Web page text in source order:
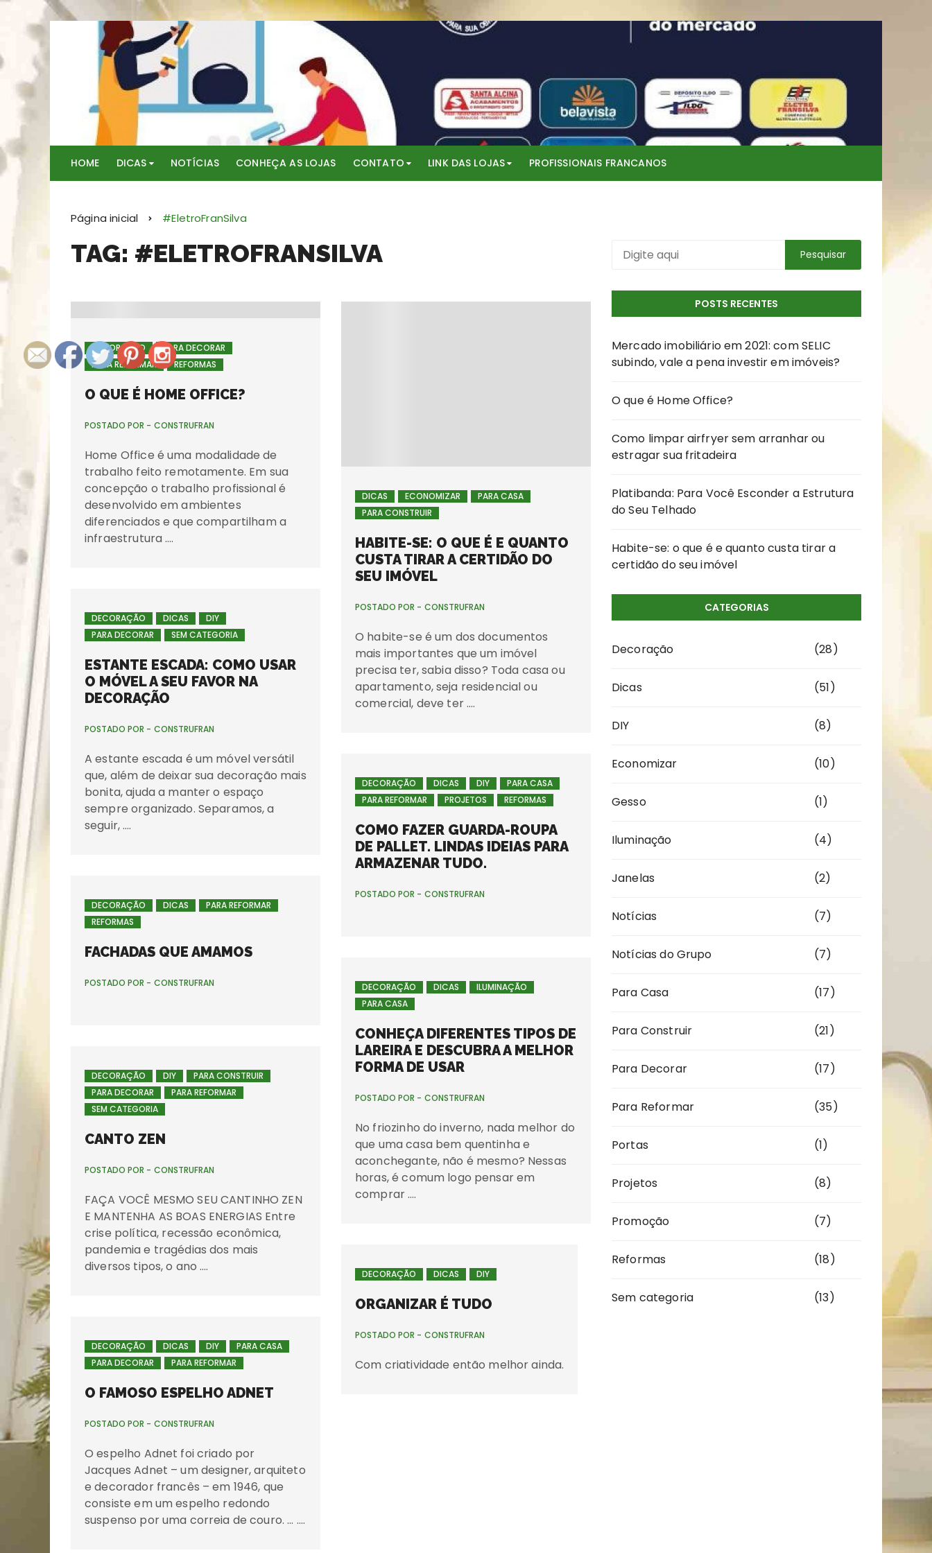
conteúdo
TUDO PARA SUA CONSTRUÇÃO
HOME DICAS NOTÍCIAS CONHEÇA AS LOJAS CONTATO LINK DAS LOJAS PROFISSIONAIS FRANCANOS
Página inicial #EletroFranSilva
TAG: #ELETROFRANSILVA
DECORAÇÃO
PARA DECORAR
PARA REFORMAR
REFORMAS
O QUE É HOME OFFICE?
POSTADO POR - CONSTRUFRAN
Home Office é uma modalidade de
trabalho feito remotamente. Em sua
concepção o trabalho profissional é
desenvolvido em ambientes
diferenciados e que compartilham a
infraestrutura ….
DICAS ECONOMIZAR
PARA CASA
PARA CONSTRUIR
HABITE-SE: O QUE É E QUANTO
CUSTA TIRAR A CERTIDÃO DO
SEU IMÓVEL
POSTADO POR - CONSTRUFRAN
O habite-se é um dos documentos
mais importantes que um imóvel
precisa ter, sabia disso? Toda casa ou
apartamento, seja residencial ou
comercial, deve ter ….
DECORAÇÃO DICAS
DIY
PARA DECORAR
SEM CATEGORIA
ESTANTE ESCADA: COMO USAR
O MÓVEL A SEU FAVOR NA
DECORAÇÃO
POSTADO POR - CONSTRUFRAN
A estante escada é um móvel versátil
que, além de deixar sua decoração mais
bonita, ajuda a manter o espaço
sempre organizado. Separamos, a
seguir, ….
DECORAÇÃO DICAS DIY
PARA CASA
PARA REFORMAR
PROJETOS REFORMAS
COMO FAZER GUARDA-ROUPA
DE PALLET. LINDAS IDEIAS PARA
ARMAZENAR TUDO.
POSTADO POR - CONSTRUFRAN
DECORAÇÃO
DICAS
PARA REFORMAR
REFORMAS
FACHADAS QUE AMAMOS
POSTADO POR - CONSTRUFRAN DECORAÇÃO DICAS
ILUMINAÇÃO
PARA CASA
CONHEÇA DIFERENTES TIPOS DE
LAREIRA E DESCUBRA A MELHOR
FORMA DE USAR
POSTADO POR - CONSTRUFRAN
No friozinho do inverno, nada melhor do
que uma casa bem quentinha e
aconchegante, não é mesmo? Nessas
horas, é comum logo pensar em
comprar ….
DECORAÇÃO DIY
PARA CONSTRUIR
PARA DECORAR
PARA REFORMAR
SEM CATEGORIA
CANTO ZEN
POSTADO POR - CONSTRUFRAN
FAÇA VOCÊ MESMO SEU CANTINHO ZEN
E MANTENHA AS BOAS ENERGIAS Entre
crise política, recessão econômica,
pandemia e tragédias dos mais
diversos tipos, o ano ….
DECORAÇÃO DICAS DIY
ORGANIZAR É TUDO
POSTADO POR - CONSTRUFRAN
Com criatividade então melhor ainda.
DECORAÇÃO DICAS DIY
PARA CASA
PARA DECORAR
PARA REFORMAR
O FAMOSO ESPELHO ADNET
POSTADO POR - CONSTRUFRAN
O espelho Adnet foi criado por
Jacques Adnet – um designer, arquiteto
e decorador francês – em 1946, que
consiste em um espelho redondo
suspenso por uma correia de couro. … ….
POSTS RECENTES
Mercado imobiliário em 2021: com SELIC
subindo, vale a pena investir em imóveis?
O que é Home Office?
Como limpar airfryer sem arranhar ou
estragar sua fritadeira
Platibanda: Para Você Esconder a Estrutura
do Seu Telhado
Habite-se: o que é e quanto custa tirar a
certidão do seu imóvel
CATEGORIAS
Decoração (28)
Dicas (51)
DIY (8)
Economizar (10)
Gesso (1)
Iluminação (4)
Janelas (2)
Notícias (7)
Notícias do Grupo (7)
Para Casa (17)
Para Construir (21)
Para Decorar (17)
Para Reformar (35)
Portas (1)
Projetos (8)
Promoção (7)
Reformas (18)
Sem categoria (13)